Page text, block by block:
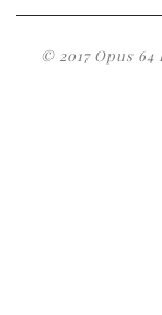
© 2017 Opus